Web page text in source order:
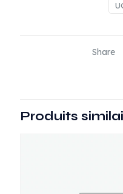
Share
Produits